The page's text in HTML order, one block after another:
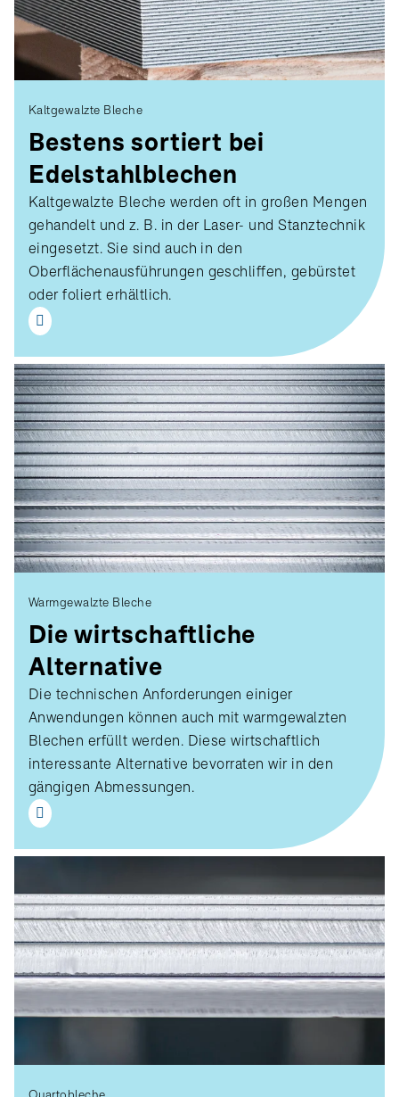
Kaltgewalzte Bleche
Bestens sortiert bei
Edelstahlblechen
Kaltgewalzte Bleche werden oft in großen Mengen
gehandelt und z. B. in der Laser- und Stanztechnik
eingesetzt. Sie sind auch in den
Oberflächenausführungen geschliffen, gebürstet
oder foliert erhältlich.
Warmgewalzte Bleche
Die wirtschaftliche
Alternative
Die technischen Anforderungen einiger
Anwendungen können auch mit warmgewalzten
Blechen erfüllt werden. Diese wirtschaftlich
interessante Alternative bevorraten wir in den
gängigen Abmessungen.